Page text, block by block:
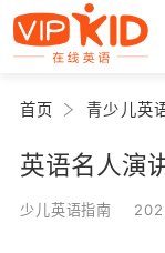
首页 青少儿英
英语名人演
少儿英语指南